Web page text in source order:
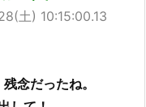
土) 10:15:00.13
念だったね。